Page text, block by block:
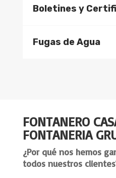
Boletines y
Fugas de Agua
FONTANERO
FONTANERIA
¿Por qué nos hemos
todos nuestros